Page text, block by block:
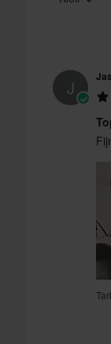
Merkki
Materiaali
Paketin
J